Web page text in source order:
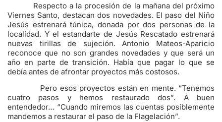
Respecto a la procesión de la mañana del próximo
Viernes Santo, destacan dos novedades. El paso del Niño
Jesús estrenará túnica, donada por dos personas de la
localidad. Y el estandarte de Jesús Rescatado estrenará
nuevas tirillas de sujeción. Antonio Mateos-Aparicio
reconoce que no son grandes novedades y que será un
año en parte de transición. Había que pagar lo que se
debía antes de afrontar proyectos más costosos.
Pero esos proyectos están en mente. “Tenemos
cuatro pasos y hemos restaurado dos”. A buen
entendedor… “Cuando miremos las cuentas posiblemente
mandemos a restaurar el paso de la Flagelación”.